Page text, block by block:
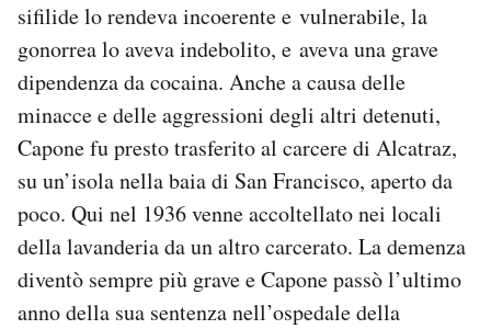
sifilide lo rendeva incoerente e vulnerabile, la
gonorrea lo aveva indebolito, e aveva una grave
dipendenza da cocaina. Anche a causa delle
minacce e delle aggressioni degli altri detenuti,
Capone fu presto trasferito al carcere di Alcatraz,
su un’isola nella baia di San Francisco, aperto da
poco. Qui nel 1936 venne accoltellato nei locali
della lavanderia da un altro carcerato. La demenza
diventò sempre più grave e Capone passò l’ultimo
anno della sua sentenza nell’ospedale della